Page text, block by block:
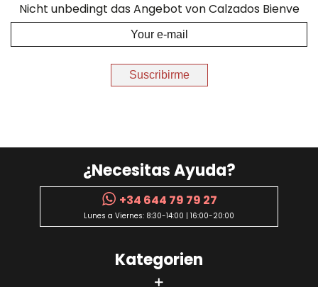
Nicht unbedingt das Angebot von Calzados Bienve
Suscribirme
¿Necesitas Ayuda?
+34 644 79 79 27
Lunes a Viernes: 8:30-14:00 | 16:00-20:00
Kategorien